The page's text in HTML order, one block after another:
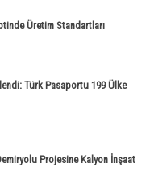
Üretim Standartları
Türk Pasaportu 199 Ülke
Projesine Kalyon İnşaat